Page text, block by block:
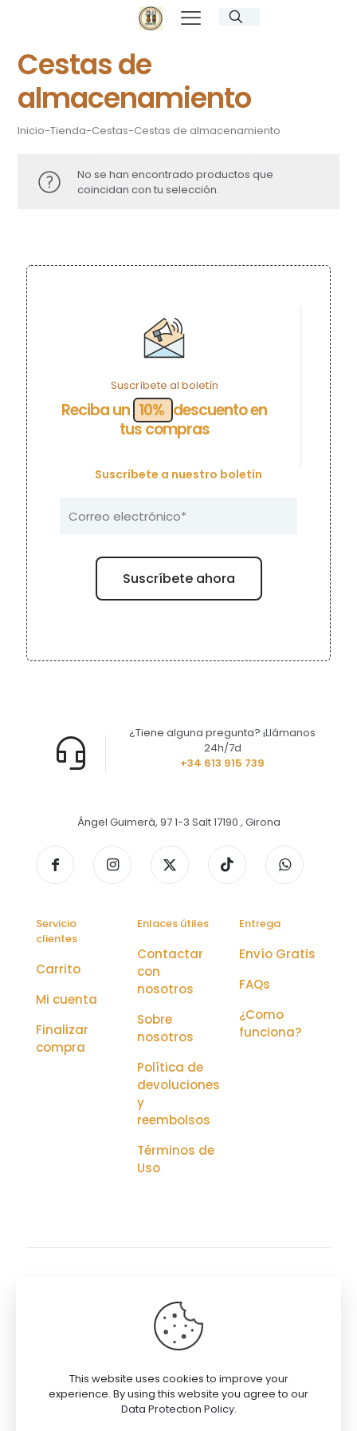
Cestas de
almacenamiento
Inicio-Tienda-Cestas-Cestas de almacenamiento
No se han encontrado productos que
coincidan con tu selección.
Reciba un 10% descuento en
tus compras
Suscríbete al boletín
Suscríbete a nuestro boletín
+34 613 915 739
¿Tiene alguna pregunta? ¡Llámanos
24h/7d
Ángel Guimerà, 97 1-3 Salt 17190 , Girona
Servicio
clientes
Carrito
Mi cuenta
Finalizar
compra
Enlaces útiles
Contactar
con
nosotros
Sobre
nosotros
Política de
devoluciones
y
reembolsos
Términos de
Uso
Entrega
Envío Gratis
FAQs
¿Como
funciona?
DESIGN221
Términos de Uso
Política de Privacidad
This website uses cookies to improve your
experience. By using this website you agree to our
Data Protection Policy.